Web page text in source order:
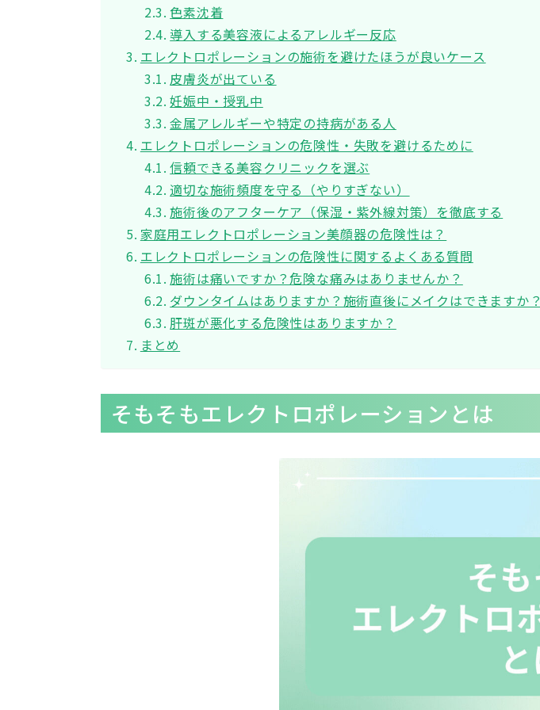
色素沈着
導入する美容液によるアレルギー反応
エレクトロポレーションの施術を避けたほうが良いケース
皮膚炎が出ている
妊娠中・授乳中
金属アレルギーや特定の持病がある人
エレクトロポレーションの危険性・失敗を避けるために
信頼できる美容クリニックを選ぶ
適切な施術頻度を守る（やりすぎない）
施術後のアフターケア（保湿・紫外線対策）を徹底する
家庭用エレクトロポレーション美顔器の危険性は？
エレクトロポレーションの危険性に関するよくある質問
施術は痛いですか？危険な痛みはありませんか？
ダウンタイムはありますか？施術直後にメイクはできますか？
肝斑が悪化する危険性はありますか？
まとめ
そもそもエレクトロポレーションとは